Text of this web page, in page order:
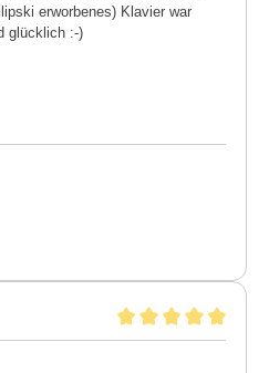
erworbenes) Klavier war
glücklich :-)